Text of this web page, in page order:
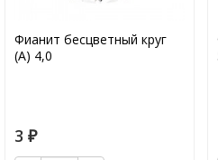
Фианит бесцветный круг
(А) 4,0
3 ₽